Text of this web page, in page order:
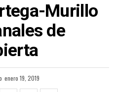
Murillo
de
enero 19, 2019